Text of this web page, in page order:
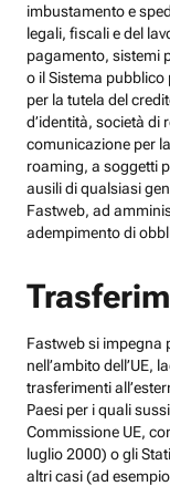
imbustamento e
legali, fiscali e del
pagamento, sistemi
o il Sistema pubblico
per la tutela del
d’identità, società di
comunicazione per
roaming, a soggetti
ausili di qualsiasi
Fastweb, ad
adempimento di
Fastweb si impegna
nell’ambito dell’UE,
trasferimenti
Paesi per i quali
Commissione UE,
luglio 2000) o gli
altri casi (ad